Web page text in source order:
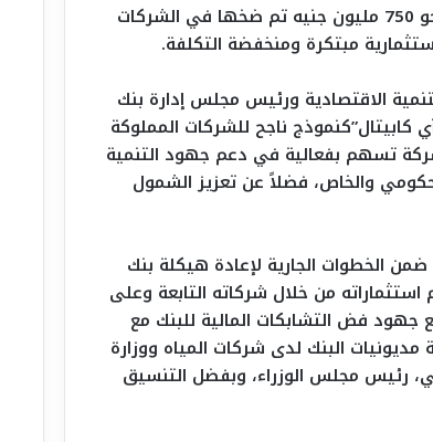
ونجح الصندوق خلال عامه الأول في جذب استثمارات قُدّرت بنحو 750 مليون جنيه تم ضخها في الشركات
مبتكرة ومنخفضة التكلفة.
الاقتصادية ورئيس مجلس إدارة بنك
كابيتال”كنموذج ناجح للشركات المملوكة
تسهم بفعالية في دعم جهود التنمية
والخاص، فضلاً عن تعزيز الشمول
الخطوات الجارية لإعادة هيكلة بنك
استثماراته من خلال شركاته التابعة وعلى
جهود فض التشابكات المالية للبنك مع
البنك لدى شركات المياه ووزارة
مدبولي، رئيس مجلس الوزراء، وبفضل التنسيق